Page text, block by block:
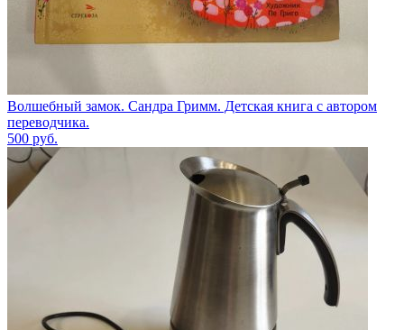
Волшебный замок. Сандра Гримм. Детская книга с автором
переводчика.
500 руб.